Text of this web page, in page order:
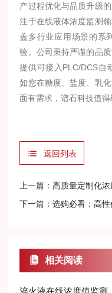
产过程优化与品质升级
注于在线液体浓度监测
盖多行业应用场景的系
验。公司秉持严谨的品
提供可接入PLC/DCS自
如您在糖度、盐度、乳
面有需求，谱石科技值得
返回列表
上一篇：高质量定制化浓度自
下一篇：选购必看：高性价比在线液
相关阅读
淬火液在线浓度值监测